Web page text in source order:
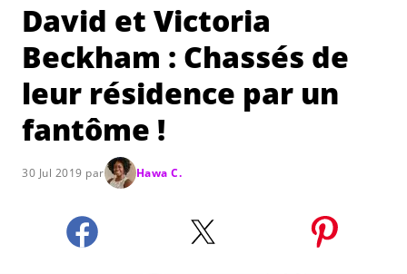
David et Victoria
Beckham : Chassés de
leur résidence par un
fantôme !
30 Jul 2019 par Hawa C.